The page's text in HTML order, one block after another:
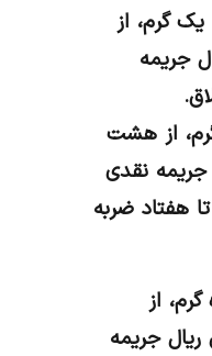
یک گرم، از
جریمه
از هشت
جریمه نقدی
هفتاد ضربه
از
جریمه